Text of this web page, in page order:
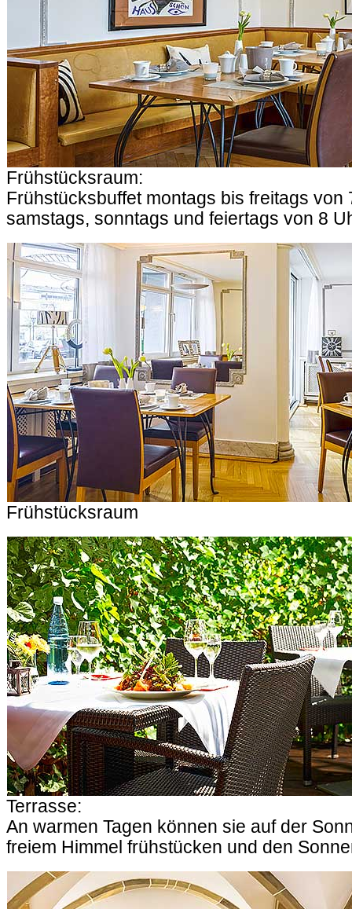
Frühstücksraum:
Frühstücksbuffet montags bis freitags von
samstags, sonntags und feiertags von 8
Frühstücksraum
Terrasse:
An warmen Tagen können sie auf der
freiem Himmel frühstücken und den